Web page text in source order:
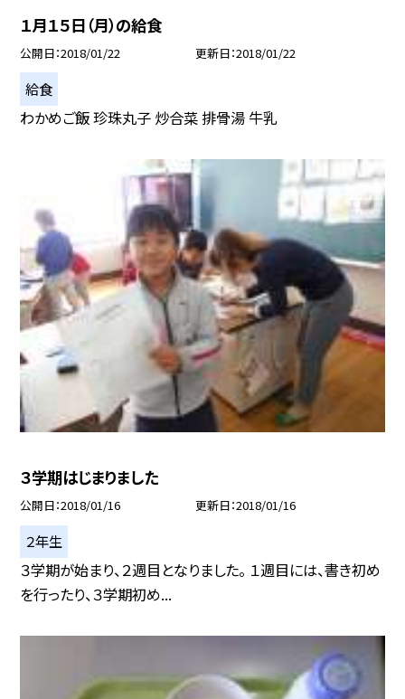
１月１５日（月）の給食
公開日 2018/01/22 更新日 2018/01/22
給食
わかめご飯 珍珠丸子 炒合菜 排骨湯 牛乳
３学期はじまりました
公開日 2018/01/16 更新日 2018/01/16
２年生
３学期が始まり、２週目となりました。 １週目には、書き初め
を行ったり、３学期初め...